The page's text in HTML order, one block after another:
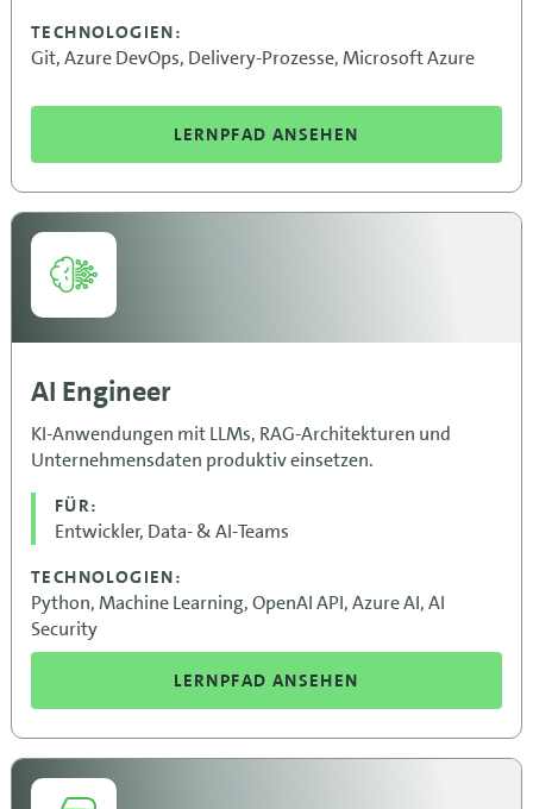
TECHNOLOGIEN:
Git, Azure DevOps, Delivery-Prozesse, Microsoft Azure
LERNPFAD ANSEHEN
AI Engineer
KI-Anwendungen mit LLMs, RAG-Architekturen und
Unternehmensdaten produktiv einsetzen.
FÜR:
Entwickler, Data- & AI-Teams
TECHNOLOGIEN:
Python, Machine Learning, OpenAI API, Azure AI, AI
Security
LERNPFAD ANSEHEN